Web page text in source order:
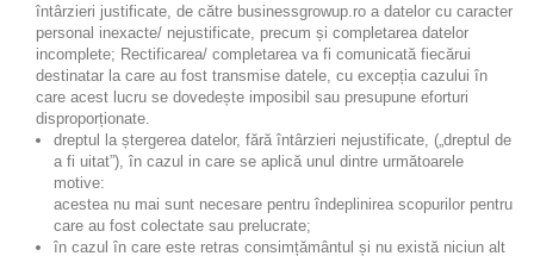
întârzieri justificate, de către businessgrowup.ro a datelor cu caracter
personal inexacte/ nejustificate, precum și completarea datelor
incomplete; Rectificarea/ completarea va fi comunicată fiecărui
destinatar la care au fost transmise datele, cu excepția cazului în
care acest lucru se dovedește imposibil sau presupune eforturi
disproporționate.
dreptul la ștergerea datelor, fără întârzieri nejustificate, („dreptul de
a fi uitat”), în cazul in care se aplică unul dintre următoarele
motive:
acestea nu mai sunt necesare pentru îndeplinirea scopurilor pentru
care au fost colectate sau prelucrate;
în cazul în care este retras consimțământul și nu există niciun alt